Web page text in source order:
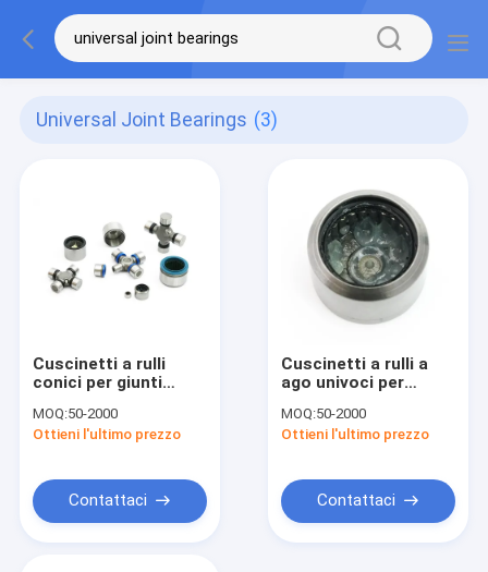
Universal Joint Bearings (3)
Cuscinetti a rulli
conici per giunti
MOQ:50-2000
Ottieni l'ultimo prezzo
Contattaci
Cuscinetti a rulli a
ago univoci per
MOQ:50-2000
Ottieni l'ultimo prezzo
Contattaci